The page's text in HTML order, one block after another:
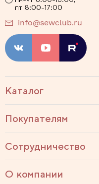
Каталог
Покупателям
Сотрудничество
О компании
пт 8:00-17:00
info@sewclub.ru